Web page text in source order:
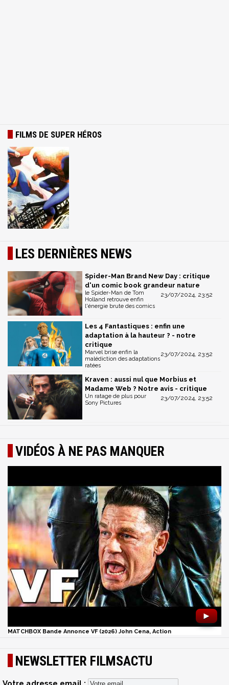
FILMS DE SUPER HÉROS
LES DERNIÈRES NEWS
Spider-Man Brand New Day : critique
d'un comic book grandeur nature
23/07/2024, 23:52
le Spider-Man de Tom
Holland retrouve enfin
l'énergie brute des comics
Les 4 Fantastiques : enfin une
adaptation à la hauteur ? - notre
critique
23/07/2024, 23:52
Marvel brise enfin la
malédiction des adaptations
ratées
Kraven : aussi nul que Morbius et
Madame Web ? Notre avis - critique
23/07/2024, 23:52
Un ratage de plus pour
Sony Pictures
VIDÉOS À NE PAS MANQUER
►
MATCHBOX Bande Annonce VF (2026) John Cena, Action
NEWSLETTER FILMSACTU